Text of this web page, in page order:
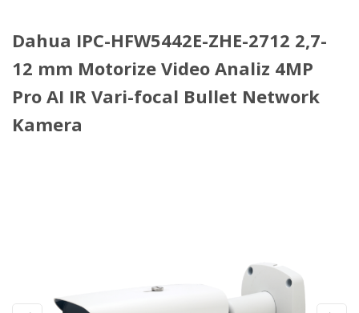
Dahua IPC-HFW5442E-ZHE-2712 2,7-
12 mm Motorize Video Analiz 4MP
Pro AI IR Vari-focal Bullet Network
Kamera